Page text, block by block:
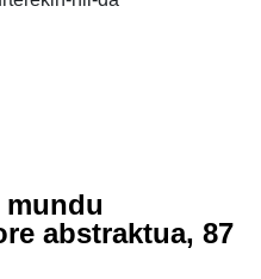
mundu
abstraktua, 87